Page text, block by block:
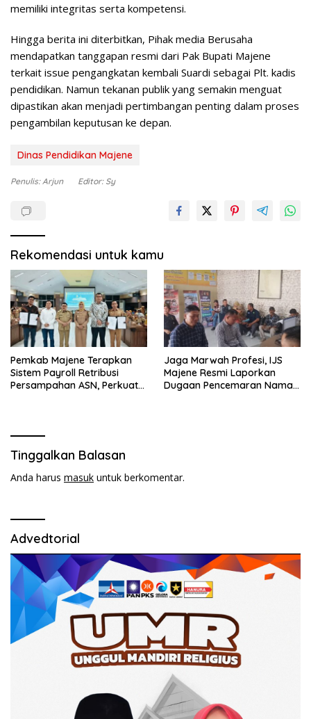
memiliki integritas serta kompetensi.
Hingga berita ini diterbitkan, Pihak media Berusaha
mendapatkan tanggapan resmi dari Pak Bupati Majene
terkait issue pengangkatan kembali Suardi sebagai Plt. kadis
pendidikan. Namun tekanan publik yang semakin menguat
dipastikan akan menjadi pertimbangan penting dalam proses
pengambilan keputusan ke depan.
Dinas Pendidikan Majene
Penulis: Arjun Editor: Sy
Rekomendasi untuk kamu
Pemkab Majene Terapkan
Sistem Payroll Retribusi
Persampahan ASN, Perkuat
Jaga Marwah Profesi, IJS
Majene Resmi Laporkan
Dugaan Pencemaran Nama
Tinggalkan Balasan
Anda harus masuk untuk berkomentar.
Advedtorial